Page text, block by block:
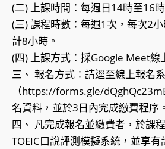
(二) 上課時間：每週日14時至16時
(三) 課程時數：每週1次，每次2
計8小時。
(四) 上課方式：採Google Meet線
三、 報名方式：請逕至線上報名
（https://forms.gle/
名資料，並於3日內完成繳費程序。
四、 凡完成報名並繳費者，於課
TOEIC口說評測模擬系統，並享有